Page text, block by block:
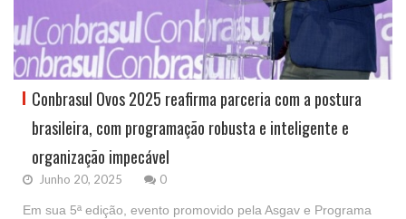
Conbrasul Ovos 2025 reafirma parceria com a postura
brasileira, com programação robusta e inteligente e
organização impecável
Junho 20, 2025 0
Em sua 5ª edição, evento promovido pela Asgav e Programa